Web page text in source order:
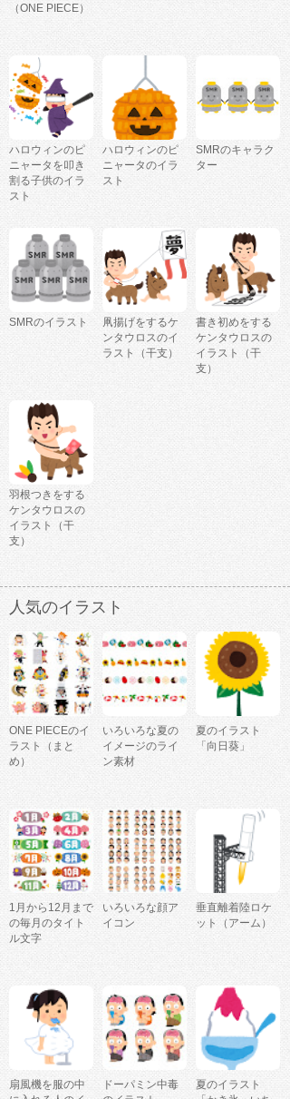
（ONE PIECE）
ハロウィンのピ
ニャータを叩き
割る子供のイラ
スト
ハロウィンのピ
ニャータのイラ
スト
SMRのキャラク
ター
SMRのイラスト
凧揚げをするケ
ンタウロスのイ
ラスト（干支）
書き初めをする
ケンタウロスの
イラスト（干
支）
羽根つきをする
ケンタウロスの
イラスト（干
支）
人気のイラスト
ONE PIECEのイ
ラスト（まと
め）
いろいろな夏の
イメージのライ
ン素材
夏のイラスト
「向日葵」
1月から12月まで
の毎月のタイト
ル文字
いろいろな顔ア
イコン
垂直離着陸ロケ
ット（アーム）
扇風機を服の中
ドーパミン中毒
夏のイラスト